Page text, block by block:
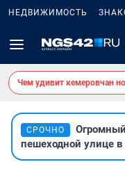
НЕДВИЖИМОСТЬ
Чем удивит кемеровчан
СРОЧНО
пешеходной улице